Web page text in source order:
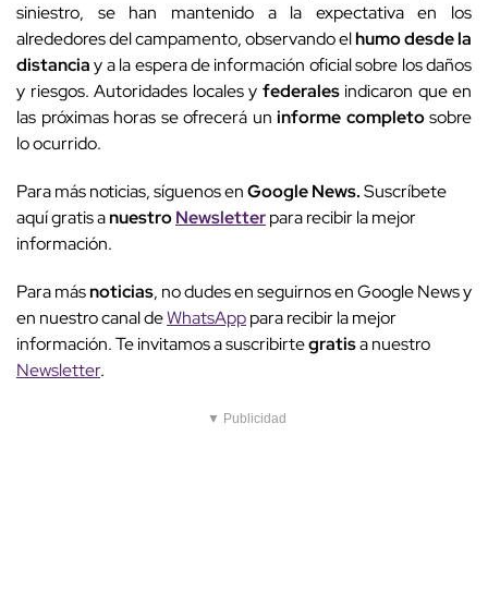
siniestro, se han mantenido a la expectativa en los
alrededores del campamento, observando elhumo desde la
distanciay a la espera de información oficial sobre los daños
y riesgos. Autoridades locales y federalesindicaron que en
las próximas horas se ofrecerá un informe completosobre
lo ocurrido.
Para más noticias, síguenos enGoogle News.Suscríbete
aquí gratis anuestroNewsletterpara recibir la mejor
información.
Para másnoticias, no dudes en seguirnos en Google News y
en nuestro canal deWhatsApppara recibir la mejor
información. Te invitamos a suscribirtegratisa nuestro
Newsletter.
▼ Publicidad